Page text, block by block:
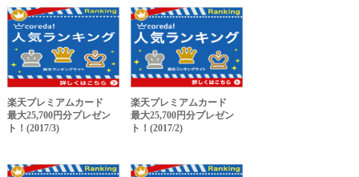
楽天プレミアムカード
最大25,700円分プレゼン
ト！(2017/3)
楽天プレミアムカード
最大25,700円分プレゼン
ト！(2017/2)